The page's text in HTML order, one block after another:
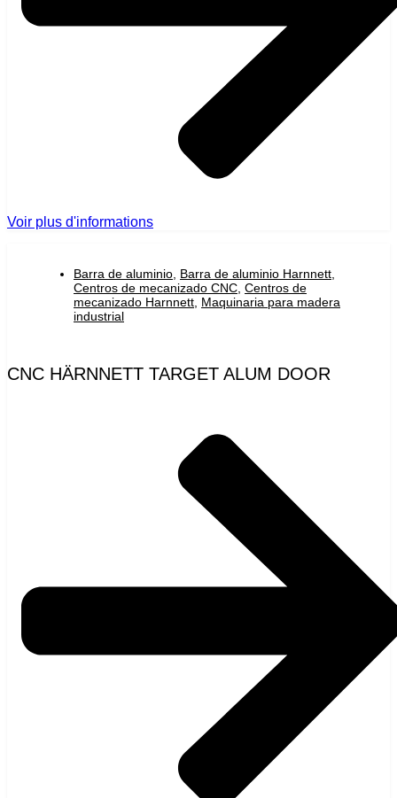
Voir plus d'informations
Barra de aluminio Barra de aluminio Harnnett
Centros de mecanizado CNC Centros de
mecanizado Harnnett Maquinaria para madera
industrial
CNC HÄRNNETT TARGET ALUM DOOR